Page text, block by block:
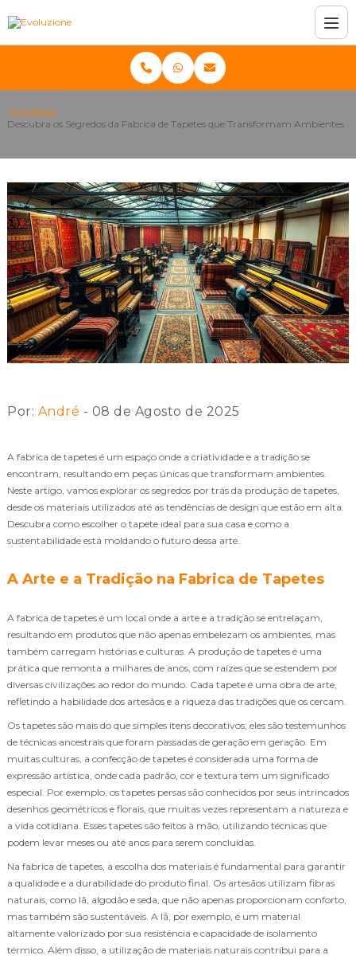
HomeBlog
Descubra os Segredos da Fabrica de Tapetes que Transformam Ambientes
Por: André - 08 de Agosto de 2025
A fabrica de tapetes é um espaço onde a criatividade e a tradição se
encontram, resultando em peças únicas que transformam ambientes.
Neste artigo, vamos explorar os segredos por trás da produção de tapetes,
desde os materiais utilizados até as tendências de design que estão em alta.
Descubra como escolher o tapete ideal para sua casa e como a
sustentabilidade está moldando o futuro dessa arte.
A Arte e a Tradição na Fabrica de Tapetes
A fabrica de tapetes é um local onde a arte e a tradição se entrelaçam,
resultando em produtos que não apenas embelezam os ambientes, mas
também carregam histórias e culturas. A produção de tapetes é uma
prática que remonta a milhares de anos, com raízes que se estendem por
diversas civilizações ao redor do mundo. Cada tapete é uma obra de arte,
refletindo a habilidade dos artesãos e a riqueza das tradições que os cercam.
Os tapetes são mais do que simples itens decorativos; eles são testemunhos
de técnicas ancestrais que foram passadas de geração em geração. Em
muitas culturas, a confecção de tapetes é considerada uma forma de
expressão artística, onde cada padrão, cor e textura tem um significado
especial. Por exemplo, os tapetes persas são conhecidos por seus intrincados
desenhos geométricos e florais, que muitas vezes representam a natureza e
a vida cotidiana. Esses tapetes são feitos à mão, utilizando técnicas que
podem levar meses ou até anos para serem concluídas.
Na fabrica de tapetes, a escolha dos materiais é fundamental para garantir
a qualidade e a durabilidade do produto final. Os artesãos utilizam fibras
naturais, como lã, algodão e seda, que não apenas proporcionam conforto,
mas também são sustentáveis. A lã, por exemplo, é um material
altamente valorizado por sua resistência e capacidade de isolamento
térmico. Além disso, a utilização de materiais naturais contribui para a